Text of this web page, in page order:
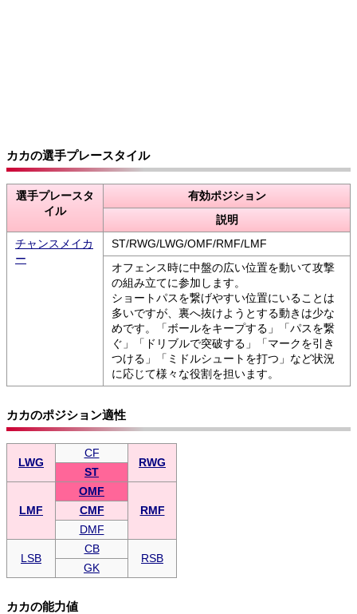
カカの選手プレースタイル
選手プレースタ
イル
有効ポジション
説明
チャンスメイカ
ー
ST/RWG/LWG/OMF/RMF/LMF
オフェンス時に中盤の広い位置を動いて攻撃
の組み立てに参加します。
ショートパスを繋げやすい位置にいることは
多いですが、裏へ抜けようとする動きは少な
めです。「ボールをキープする」「パスを繋
ぐ」「ドリブルで突破する」「マークを引き
つける」「ミドルシュートを打つ」など状況
に応じて様々な役割を担います。
カカのポジション適性
LWG
CF
RWG
ST
LMF
OMF
RMF
CMF
DMF
LSB
CB
RSB
GK
カカの能力値